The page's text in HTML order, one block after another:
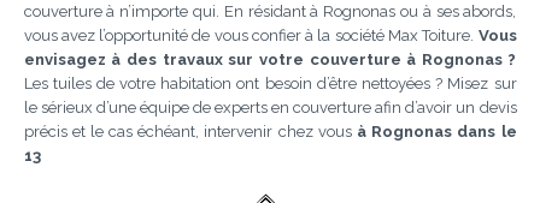
couverture à n’importe qui. En résidant à Rognonas ou à ses abords,
vous avez l’opportunité de vous confier à la société Max Toiture. Vous
envisagez à des travaux sur votre couverture à Rognonas ?
Les tuiles de votre habitation ont besoin d’être nettoyées ? Misez sur
le sérieux d’une équipe de experts en couverture afin d’avoir un devis
précis et le cas échéant, intervenir chez vous à Rognonas dans le
13